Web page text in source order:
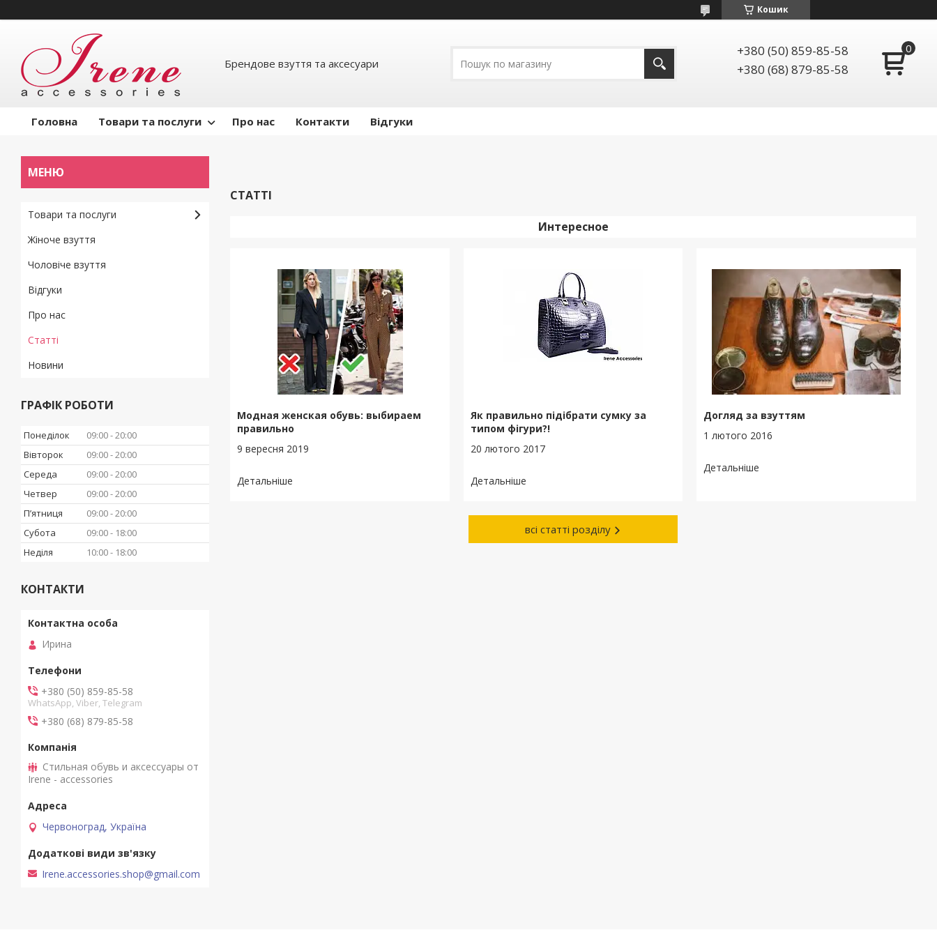
Кошик
Брендове взуття та аксесуари
+380 (50) 859-85-58
+380 (68) 879-85-58
Головна Товари та послуги Про нас Контакти Відгуки
СТАТТІ
Интересное
Модная женская обувь: выбираем
правильно
9 вересня 2019
Як правильно підібрати сумку за
типом фігури?!
20 лютого 2017
Догляд за взуттям
1 лютого 2016
всі статті розділу
Товари та послуги
Жіноче взуття
Чоловіче взуття
Відгуки
Про нас
Статті
Новини
ГРАФІК РОБОТИ
Понеділок 09:00 20:00
Вівторок
09:00 20:00
Середа
09:00 20:00
Четвер
09:00 20:00
Пʼятниця
09:00 20:00
Субота
09:00
18:00
Неділя
10:00 18:00
КОНТАКТИ
Ирина
+380 (50) 859-85-58
WhatsApp, Viber, Telegram
+380 (68) 879-85-58
Стильная обувь и аксессуары от
Irene - accessories
Червоноград, Україна
Irene.accessories.shop@gmail.com